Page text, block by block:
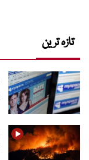
تازہ ترین